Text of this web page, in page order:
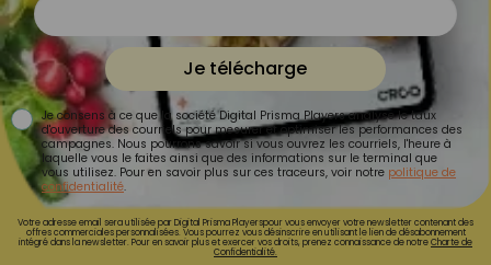
Je télécharge
Je consens à ce que la société Digital Prisma Players analyse le taux
d'ouverture des courriels pour mesurer et optimiser les performances des
campagnes. Nous pourrons savoir si vous ouvrez les courriels, l'heure à
laquelle vous le faites ainsi que des informations sur le terminal que
vous utilisez. Pour en savoir plus sur ces traceurs, voir notre politique de
confidentialité.
Votre adresse email sera utilisée par Digital Prisma Playerspour vous envoyer votre newsletter contenant des
offres commerciales personnalisées. Vous pourrez vous désinscrire en utilisant le lien de désabonnement
intégré dans la newsletter. Pour en savoir plus et exercer vos droits, prenez connaissance de notreCharte de
Confidentialité.